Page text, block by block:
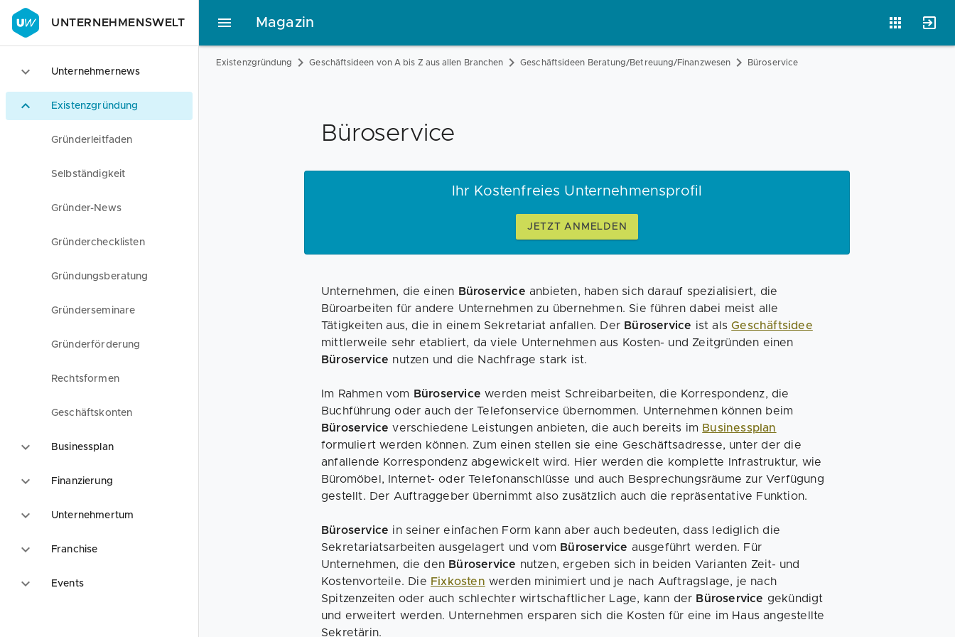
UNTERNEHMENSWELT
Unternehmernews
Existenzgründung
Gründerleitfaden
Selbständigkeit
Gründer-News
Gründerchecklisten
Gründungsberatung
Gründerseminare
Gründerförderung
Rechtsformen
Geschäftskonten
Businessplan
Finanzierung
Unternehmertum
Franchise
Events
Magazin
Existenzgründung Geschäftsideen von A bis Z aus allen Branchen Geschäftsideen Beratung/Betreuung/Finanzwesen Büroservice
Büroservice
Ihr Kostenfreies Unternehmensprofil
JETZT ANMELDEN
Unternehmen, die einen Büroserviceanbieten, haben sich darauf spezialisiert, die
Büroarbeiten für andere Unternehmen zu übernehmen. Sie führen dabei meist alle
Tätigkeiten aus, die in einem Sekretariat anfallen. Der Büroservice ist alsGeschäftsidee
mittlerweile sehr etabliert, da viele Unternehmen aus Kosten- und Zeitgründen einen
Büroservice nutzen und die Nachfrage stark ist.
Im Rahmen vom Büroservicewerden meist Schreibarbeiten, die Korrespondenz, die
Buchführung oder auch der Telefonservice übernommen. Unternehmen können beim
Büroserviceverschiedene Leistungen anbieten, die auch bereits im Businessplan
formuliert werden können. Zum einen stellen sie eine Geschäftsadresse, unter der die
anfallende Korrespondenz abgewickelt wird. Hier werden die komplette Infrastruktur, wie
Büromöbel, Internet- oder Telefonanschlüsse und auch Besprechungsräume zur Verfügung
gestellt. Der Auftraggeber übernimmt also zusätzlich auch die repräsentative Funktion.
Büroservice in seiner einfachen Form kann aber auch bedeuten, dass lediglich die
Sekretariatsarbeiten ausgelagert und vom Büroservice ausgeführt werden. Für
Unternehmen, die den Büroservice nutzen, ergeben sich in beiden Varianten Zeit- und
Kostenvorteile. Die Fixkosten werden minimiert und je nach Auftragslage, je nach
Spitzenzeiten oder auch schlechter wirtschaftlicher Lage, kann der Büroservice gekündigt
und erweitert werden. Unternehmen ersparen sich die Kosten für eine im Haus angestellte
Sekretärin.